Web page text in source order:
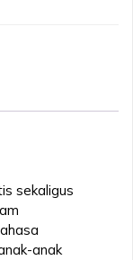
sekaligus
anak